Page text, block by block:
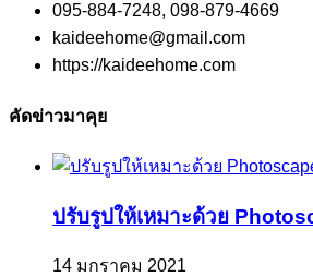
095-884-7248, 098-879-4669
kaideehome@gmail.com
https://kaideehome.com
คัดข่าวมาคุย
ปรับรูปให้เหมาะด้วย
14 มกราคม 2021